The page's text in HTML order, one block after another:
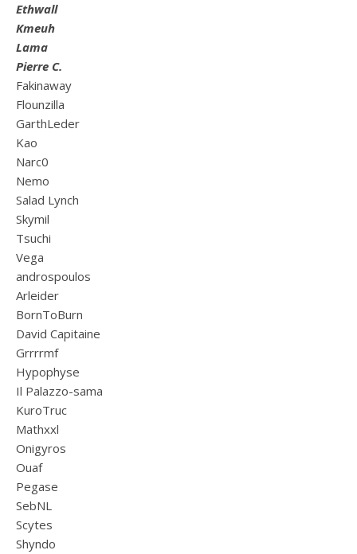
Ethwall
Kmeuh
Lama
Pierre C.
Fakinaway
Flounzilla
GarthLeder
Kao
Narc0
Nemo
Salad Lynch
Skymil
Tsuchi
Vega
androspoulos
Arleider
BornToBurn
David Capitaine
Grrrrmf
Hypophyse
Il Palazzo-sama
KuroTruc
Mathxxl
Onigyros
Ouaf
Pegase
SebNL
Scytes
Shyndo